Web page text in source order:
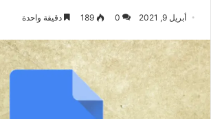
أبريل 9, 2021 0
189 دقيقة واحدة